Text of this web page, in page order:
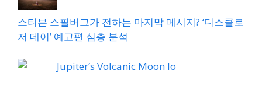
스티븐 스필버그가 전하는 마지막 메시지? ‘디스클로
저 데이’ 예고편 심층 분석
Jupiter’s Volcanic Moon Io